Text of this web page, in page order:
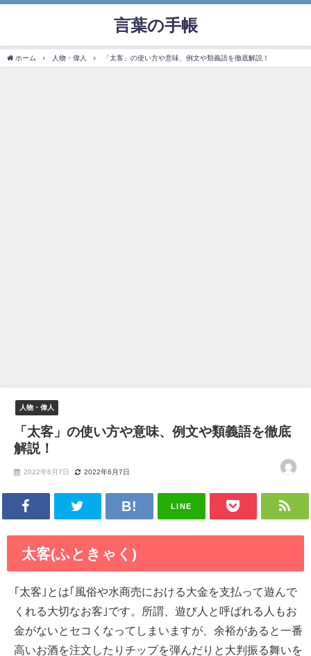
言葉の手帳
ホーム 人物・偉人 「太客」の使い方や意味、例文や類義語を徹底解説！
人物・偉人
「太客」の使い方や意味、例文や類義語を徹底
解説！
2022年6月7日 2022年6月7日
LINE
太客(ふときゃく)
｢太客｣とは｢風俗や水商売における大金を支払って遊んで
くれる大切なお客｣です。所謂、遊び人と呼ばれる人もお
金がないとセコくなってしまいますが、余裕があると一番
高いお酒を注文したりチップを弾んだりと大判振る舞いを